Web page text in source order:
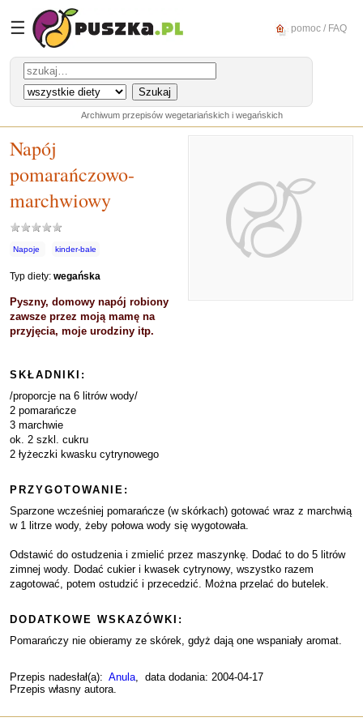
☰ pomoc / FAQ
Archiwum przepisów wegetariańskich i wegańskich
Napój
pomarańczowo-
marchwiowy
Napoje kinder-bale
Typ diety: wegańska
Pyszny, domowy napój robiony
zawsze przez moją mamę na
przyjęcia, moje urodziny itp.
SKŁADNIKI:
/proporcje na 6 litrów wody/
2 pomarańcze
3 marchwie
ok. 2 szkl. cukru
2 łyżeczki kwasku cytrynowego
PRZYGOTOWANIE:
Sparzone wcześniej pomarańcze (w skórkach) gotować wraz z marchwią
w 1 litrze wody, żeby połowa wody się wygotowała.
Odstawić do ostudzenia i zmielić przez maszynkę. Dodać to do 5 litrów
zimnej wody. Dodać cukier i kwasek cytrynowy, wszystko razem
zagotować, potem ostudzić i przecedzić. Można przelać do butelek.
DODATKOWE WSKAZÓWKI:
Pomarańczy nie obieramy ze skórek, gdyż dają one wspaniały aromat.
Przepis nadesłał(a): Anula, data dodania: 2004-04-17
Przepis własny autora.